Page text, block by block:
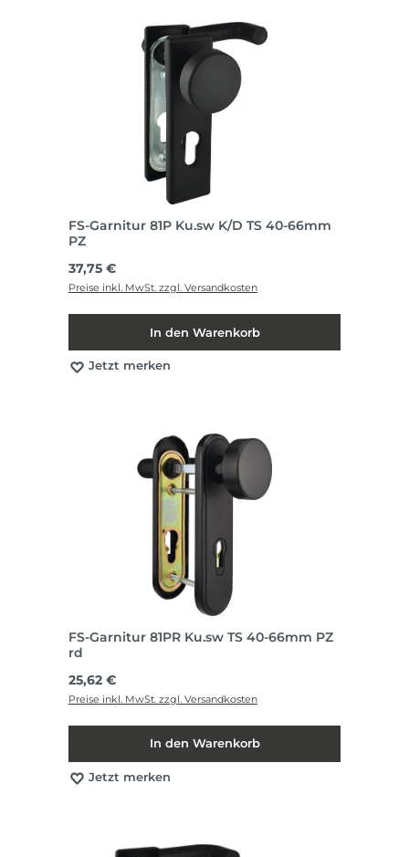
FS-Garnitur 81P Ku.sw K/D TS 40-66mm
PZ
Regulärer Preis:
37,75 €
Preise inkl. MwSt. zzgl. Versandkosten
In den Warenkorb
Jetzt merken
FS-Garnitur 81PR Ku.sw TS 40-66mm PZ
rd
Regulärer Preis:
25,62 €
Preise inkl. MwSt. zzgl. Versandkosten
In den Warenkorb
Jetzt merken